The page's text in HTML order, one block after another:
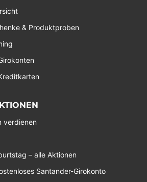
& Produktproben
verdienen
– alle Aktionen
Santander-Girokonto